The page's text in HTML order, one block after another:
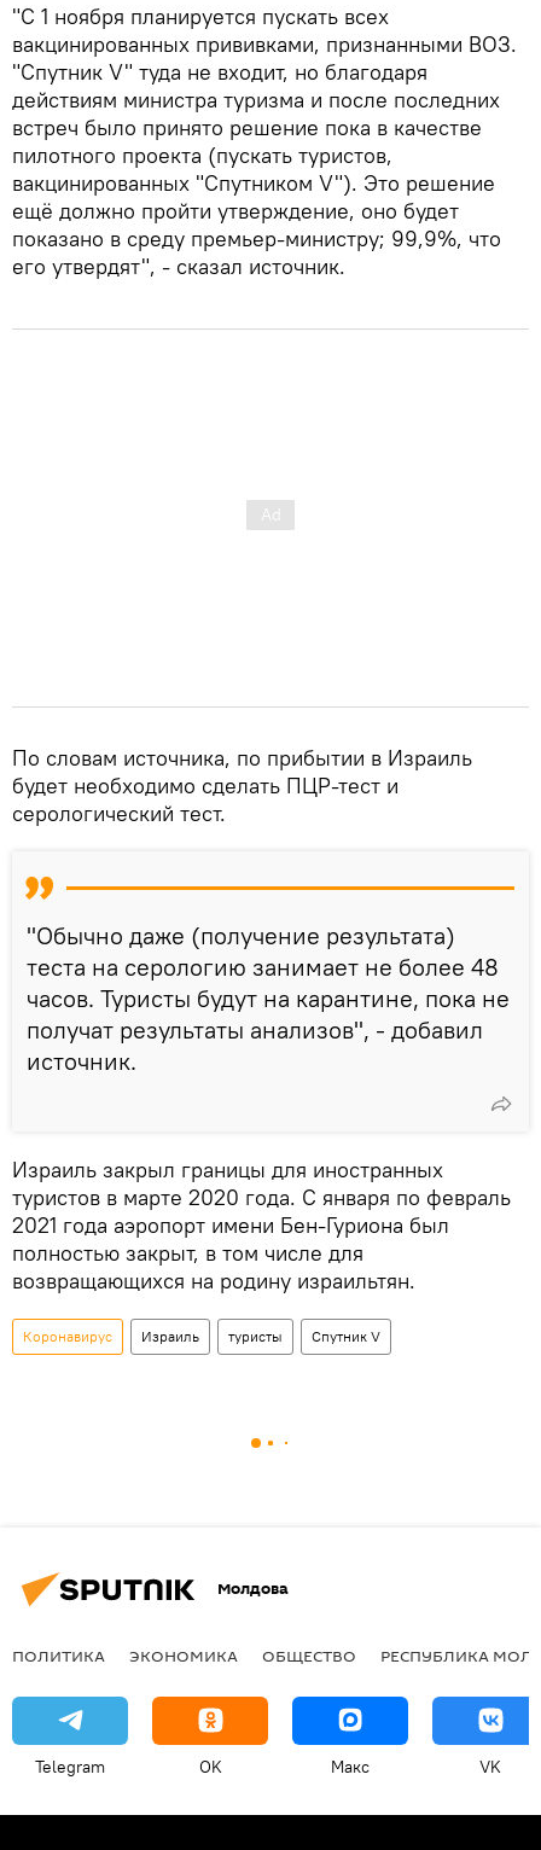
"С 1 ноября планируется пускать всех
вакцинированных прививками, признанными ВОЗ.
"Спутник V" туда не входит, но благодаря
действиям министра туризма и после последних
встреч было принято решение пока в качестве
пилотного проекта (пускать туристов,
вакцинированных "Спутником V"). Это решение
ещё должно пройти утверждение, оно будет
показано в среду премьер-министру; 99,9%, что
его утвердят", - сказал источник.
По словам источника, по прибытии в Израиль
будет необходимо сделать ПЦР-тест и
серологический тест.
"Обычно даже (получение результата)
теста на серологию занимает не более 48
часов. Туристы будут на карантине, пока не
получат результаты анализов", - добавил
источник.
Израиль закрыл границы для иностранных
туристов в марте 2020 года. С января по февраль
2021 года аэропорт имени Бен-Гуриона был
полностью закрыт, в том числе для
возвращающихся на родину израильтян.
Коронавирус Израиль туристы Спутник V
Молдова
ПОЛИТИКА ЭКОНОМИКА ОБЩЕСТВО РЕСПУБЛИКА
Telegram OK Макс VK